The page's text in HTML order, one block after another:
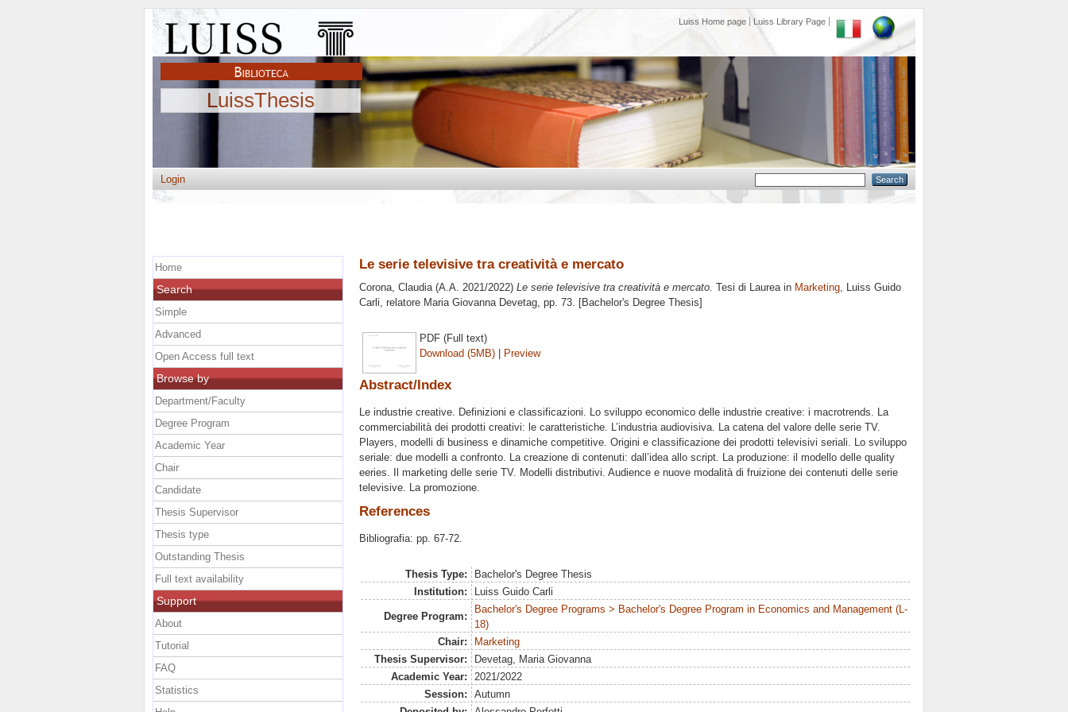
Luiss Home page Luiss Library Page
LuissThesis
Login
Le serie televisive tra creatività e mercato
Corona, Claudia(A.A. 2021/2022) Le serie televisive tra creatività e mercato. Tesi di Laurea in Marketing, Luiss Guido
Carli, relatore Maria Giovanna Devetag, pp. 73. [Bachelor's Degree Thesis]
PDF (Full text)
Download (5MB) | Preview
Abstract/Index
Le industrie creative. Definizioni e classificazioni. Lo sviluppo economico delle industrie creative: i macrotrends. La
commerciabilità dei prodotti creativi: le caratteristiche. L’industria audiovisiva. La catena del valore delle serie TV.
Players, modelli di business e dinamiche competitive. Origini e classificazione dei prodotti televisivi seriali. Lo sviluppo
seriale: due modelli a confronto. La creazione di contenuti: dall’idea allo script. La produzione: il modello delle quality
eeries. Il marketing delle serie TV. Modelli distributivi. Audience e nuove modalità di fruizione dei contenuti delle serie
televisive. La promozione.
References
Bibliografia: pp. 67-72.
Thesis Type:
Bachelor's Degree Thesis
Institution:
Luiss Guido Carli
Degree Program:
Bachelor's Degree Programs > Bachelor's Degree Program in Economics and Management (L-
18)
Chair:
Marketing
Thesis Supervisor:
Devetag, Maria Giovanna
Academic Year:
2021/2022
Session:
Autumn
Home
Search
Simple
Advanced
Open Access full text
Browse by
Department/Faculty
Degree Program
Academic Year
Chair
Candidate
Thesis Supervisor
Thesis type
Outstanding Thesis
Full text availability
Support
About
Tutorial
FAQ
Statistics